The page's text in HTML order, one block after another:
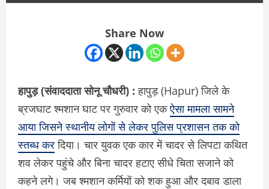
Share Now
हापुड़ (संवाददाता सोनू चौधरी) :हापुड़ (Hapur) जिले के
ब्रजघाट श्मशान घाट पर गुरुवार को एकऐसा मामला सामने
आया जिसने स्थानीय लोगों से लेकर पुलिस प्रशासन तक को
स्तब्ध करदिया। चार युवक एक कार में चादर से लिपटा कथित
शव लेकर पहुंचे और बिना चादर हटाए सीधे चिता सजाने को
कहने लगे। जब श्मशान कर्मियों को शक हुआ और दबाव डाला